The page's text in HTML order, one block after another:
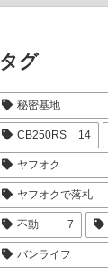
タグ
秘密基地
CB250RS 14
ヤフオク
ヤフオクで落札
不動 7
バンライフ